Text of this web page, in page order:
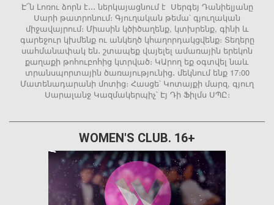
Է՜ն Լոռու ձորն է․․․ ներկայացնում է Սերգեյ Դանիելյանը
Սարի թատրոնում։ Գյուղական թեմա՝ գյուղական
միջավայրում։ Միասին կծիծաղենք, կտխրենք, գինի և
գարեջուր կխմենք ու անկեղծ կհաղորդակցվենք։ Տեղերը
սահմանափակ են․ շտապեք վայելել ամառային երեկոն
քաղաքի թոհուբոհից կտրված։ ԿԱրող եք օգտվել նաև
տրանսպորտային ծառայությունից․ մեկնում ենք 17։00
Մատենադարանի մոտից։ Հասցե՝ Կոտայքի մարզ, գյուղ
Սարալանջ Կազմակերպիչ՝ Էյ Դի Ֆիլմս ՍՊԸ։
WOMEN'S CLUB. 16+